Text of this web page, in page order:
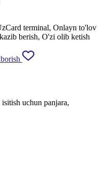
terminal, Onlayn to'lov
berish, O'zi olib ketish
uchun panjara,